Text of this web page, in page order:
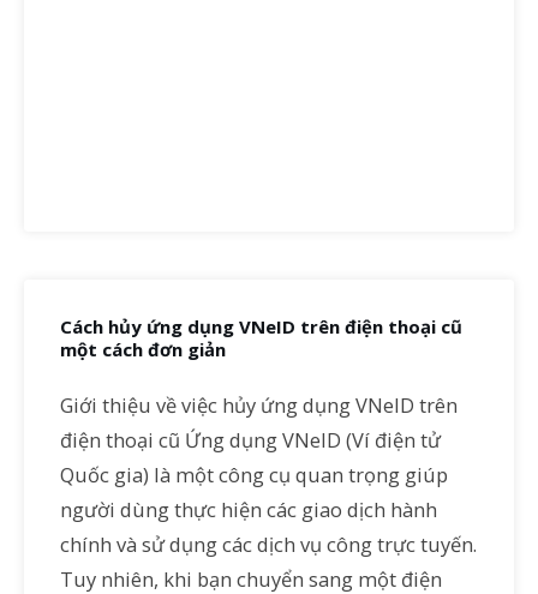
Cách hủy ứng dụng VNeID trên điện thoại cũ
một cách đơn giản
Giới thiệu về việc hủy ứng dụng VNeID trên
điện thoại cũ Ứng dụng VNeID (Ví điện tử
Quốc gia) là một công cụ quan trọng giúp
người dùng thực hiện các giao dịch hành
chính và sử dụng các dịch vụ công trực tuyến.
Tuy nhiên, khi bạn chuyển sang một điện